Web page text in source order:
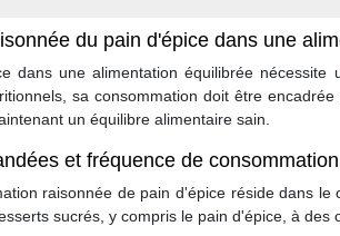
du pain d'épice dans une
dans une alimentation équilibrée
sa consommation doit être
un équilibre alimentaire sain.
et fréquence de consommation
raisonnée de pain d'épice réside dans
sucrés, y compris le pain d'épice, à